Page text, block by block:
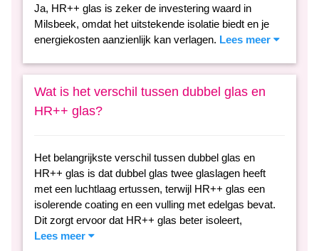
Ja, HR++ glas is zeker de investering waard in
Milsbeek, omdat het uitstekende isolatie biedt en je
energiekosten aanzienlijk kan verlagen. Lees meer
Wat is het verschil tussen dubbel glas en
HR++ glas?
Het belangrijkste verschil tussen dubbel glas en
HR++ glas is dat dubbel glas twee glaslagen heeft
met een luchtlaag ertussen, terwijl HR++ glas een
isolerende coating en een vulling met edelgas bevat.
Dit zorgt ervoor dat HR++ glas beter isoleert,
Lees meer